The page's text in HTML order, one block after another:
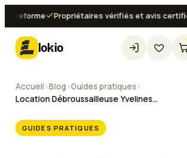
Propriétaires vérifiés et avis certifiés
lokio
Accueil ›Blog›Guides pratiques ›
Location Débroussailleuse Yvelines : J'ai Testé en 2026 et Voici Mon Avis
GUIDES PRATIQUES